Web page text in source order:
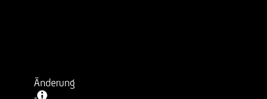
Änderung